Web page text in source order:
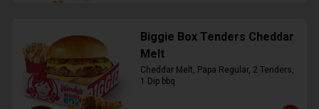
Biggie Box Tenders Cheddar
Melt
Cheddar Melt, Papa Regular, 2 Tenders,
1 Dip bbq